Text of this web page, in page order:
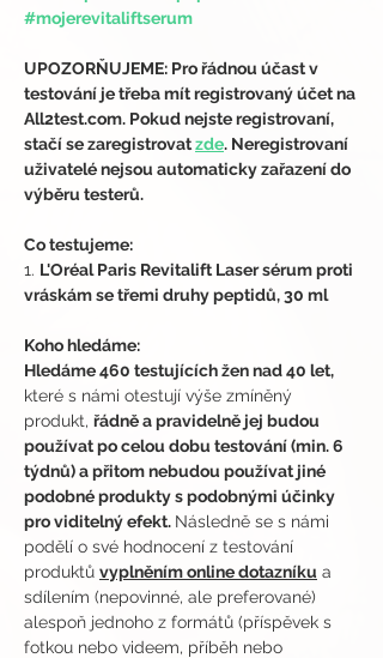
#mojerevitaliftserum
UPOZORŇUJEME: Pro řádnou účast v
testování je třeba mít registrovaný účet na
All2test.com. Pokud nejste registrovaní,
stačí se zaregistrovat zde. Neregistrovaní
uživatelé nejsou automaticky zařazení do
výběru testerů.
Co testujeme:
1. L'Oréal Paris Revitalift Laser sérum proti
vráskám se třemi druhy peptidů, 30 ml
Koho hledáme:
Hledáme 460 testujících žen nad 40 let,
které s námi otestují výše zmíněný
produkt, řádně a pravidelně jej budou
používat po celou dobu testování (min. 6
týdnů) a přitom nebudou používat jiné
podobné produkty s podobnými účinky
pro viditelný efekt. Následně se s námi
podělí o své hodnocení z testování
produktů vyplněním online dotazníku a
sdílením (nepovinné, ale preferované)
alespoň jednoho z formátů (příspěvek s
fotkou nebo videem, příběh nebo